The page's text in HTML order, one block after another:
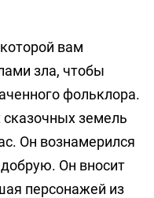
вам
зла, чтобы
фольклора.
сказочных земель
Он вознамерился
Он вносит
персонажей из